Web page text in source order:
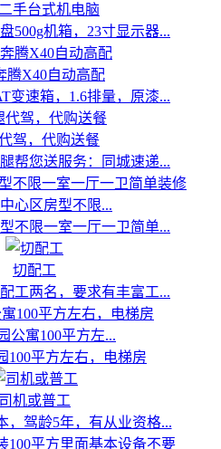
手台式机电脑
500g机箱，23寸显示器...
腾X40自动高配
变速箱，1.6排量，原漆...
驾，代购送餐
帮您送服务：同城速递...
心区房型不限...
不限一室一厅一卫简单...
切配工
工两名，要求有丰富工...
公寓100平方左...
100平方左右，电梯房
司机或普工
，驾龄5年，有从业资格...